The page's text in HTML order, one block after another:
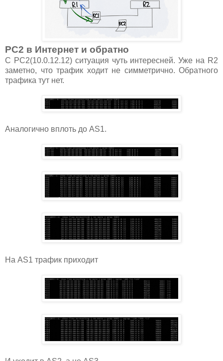
PC2 в Интернет и обратно
С PC2(10.0.12.12) ситуация чуть интересней. Уже на R2
заметно, что трафик ходит не симметрично. Обратного
трафика тут нет.
Аналогично вплоть до AS1.
На AS1 трафик приходит